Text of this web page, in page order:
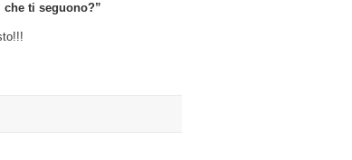
ti seguono?”